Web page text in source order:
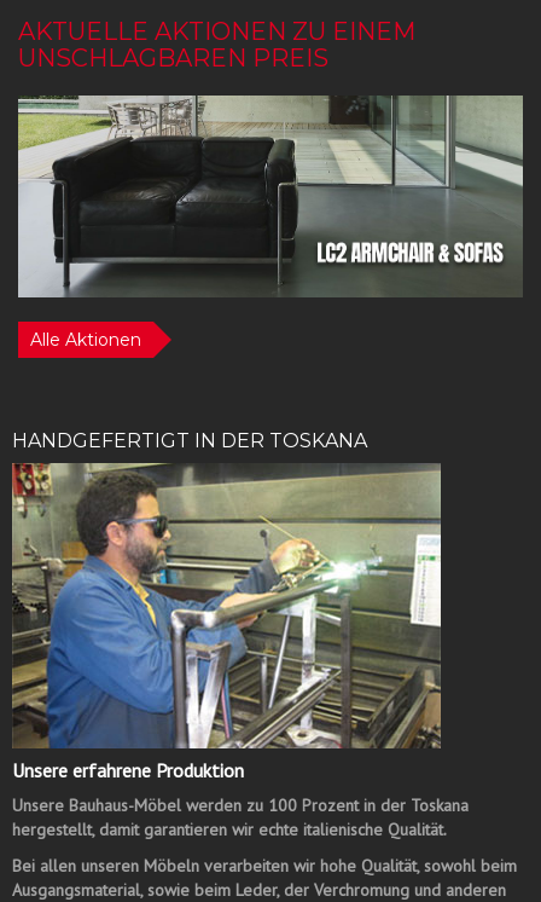
AKTUELLE AKTIONEN ZU EINEM
UNSCHLAGBAREN PREIS
Alle Aktionen
HANDGEFERTIGT IN DER TOSKANA
Unsere erfahrene Produktion
Unsere Bauhaus-Möbel werden zu 100 Prozent in der Toskana
hergestellt, damit garantieren wir echte italienische Qualität.
Bei allen unseren Möbeln verarbeiten wir hohe Qualität, sowohl beim
Ausgangsmaterial, sowie beim Leder, der Verchromung und anderen